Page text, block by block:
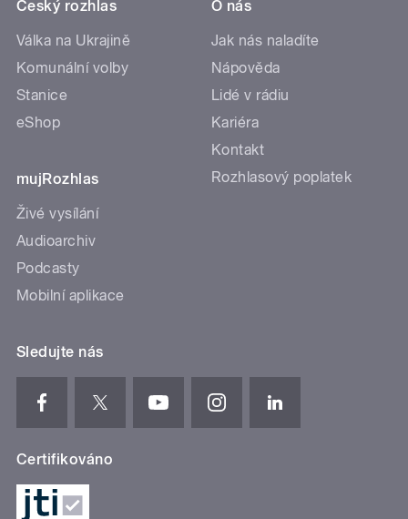
Český rozhlas
Válka na Ukrajině
Komunální volby
Stanice
eShop
mujRozhlas
Živé vysílání
Audioarchiv
Podcasty
Mobilní aplikace
O nás
Jak nás naladíte
Nápověda
Lidé v rádiu
Kariéra
Kontakt
Rozhlasový poplatek
Sledujte nás
Certifikováno